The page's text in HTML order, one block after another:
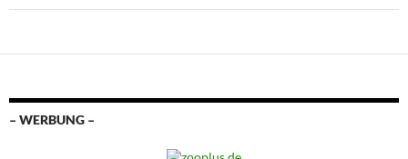
– WERBUNG –